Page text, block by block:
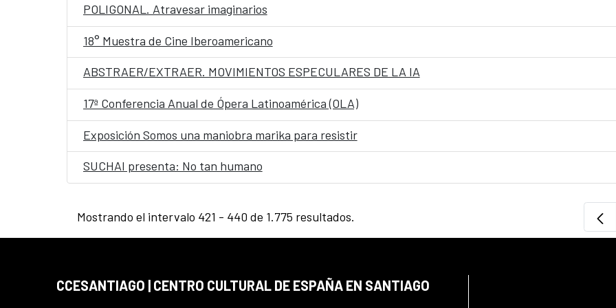
POLIGONAL. Atravesar imaginarios
18° Muestra de Cine Iberoamericano
ABSTRAER/EXTRAER. MOVIMIENTOS ESPECULARES DE LA IA
17ª Conferencia Anual de Ópera Latinoamérica (OLA)
Exposición Somos una maniobra marika para resistir
SUCHAI presenta: No tan humano
Mostrando el intervalo 421 - 440 de 1.775 resultados.
CCESANTIAGO | CENTRO CULTURAL DE ESPAÑA EN SANTIAGO